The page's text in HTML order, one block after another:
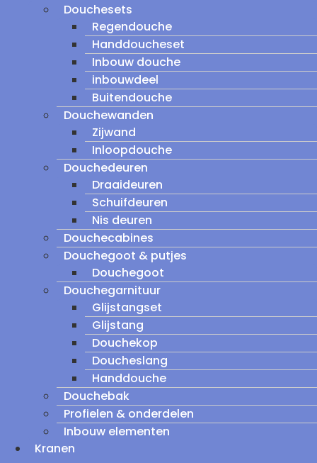
Douchesets
Regendouche
Handdoucheset
Inbouw douche
inbouwdeel
Buitendouche
Douchewanden
Zijwand
Inloopdouche
Douchedeuren
Draaideuren
Schuifdeuren
Nis deuren
Douchecabines
Douchegoot & putjes
Douchegoot
Douchegarnituur
Glijstangset
Glijstang
Douchekop
Doucheslang
Handdouche
Douchebak
Profielen & onderdelen
Inbouw elementen
Kranen